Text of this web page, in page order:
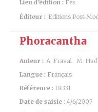
Lieu d’édition : Fès
Éditeur : Editions Post-
Phoracantha
Auteur : A. Fraval
M.
Langue : Français
Référence : 18331
Date de saisie : 4/6/2007